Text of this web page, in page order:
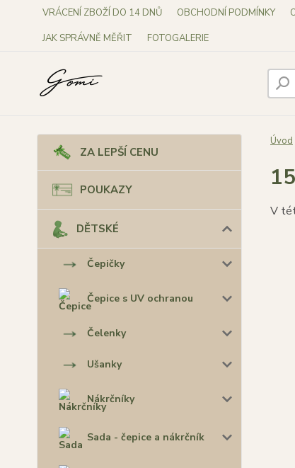
VRÁCENÍ ZBOŽÍ DO 14 DNŮ OBCHODNÍ PODMÍNKY
JAK SPRÁVNĚ MĚŘIT
FOTOGALERIE
ZA LEPŠÍ CENU
POUKAZY
DĚTSKÉ
Čepičky
Čepice s UV ochranou
Čelenky
Ušanky
Nákrčníky
Sada - čepice a nákrčník
Úvod
V